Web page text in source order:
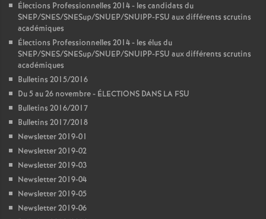
Élections Professionnelles 2014 - les candidats du
SNEP/SNES/SNESup/SNUEP/SNUIPP-FSU aux différents scrutins
académiques
Élections Professionnelles 2014 - les élus du
SNEP/SNES/SNESup/SNUEP/SNUIPP-FSU aux différents scrutins
académiques
Bulletins 2015/2016
Du 5 au 26 novembre - ÉLECTIONS DANS LA FSU
Bulletins 2016/2017
Bulletins 2017/2018
Newsletter 2019-01
Newsletter 2019-02
Newsletter 2019-03
Newsletter 2019-04
Newsletter 2019-05
Newsletter 2019-06